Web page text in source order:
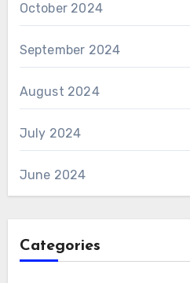
October 2024
September 2024
August 2024
July 2024
June 2024
Categories